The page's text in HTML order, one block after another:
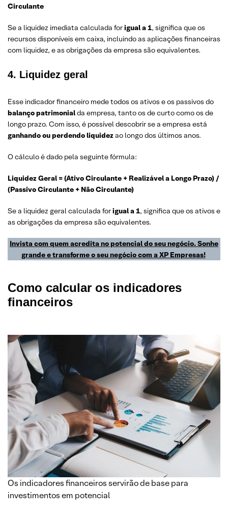
Circulante
Se a liquidez imediata calculada forigual a 1, significa que os
recursos disponíveis em caixa, incluindo as aplicações financeiras
com liquidez, e as obrigações da empresa são equivalentes.
4. Liquidez geral
Esse indicador financeiro mede todos os ativos e os passivos do
balanço patrimonialda empresa, tanto os de curto como os de
longo prazo. Com isso, é possível descobrir se a empresa está
ganhando ou perdendo liquidezao longo dos últimos anos.
O cálculo é dado pela seguinte fórmula:
Liquidez Geral = (Ativo Circulante + Realizável a Longo Prazo) /
(Passivo Circulante + Não Circulante)
Se a liquidez geral calculada forigual a 1, significa que os ativos e
as obrigações da empresa são equivalentes.
Invista com quem acredita no potencial do seu negócio. Sonhe
grande e transforme o seu negócio com a XP Empresas!
Como calcular os indicadores
financeiros
Os indicadores financeiros servirão de base para
investimentos em potencial